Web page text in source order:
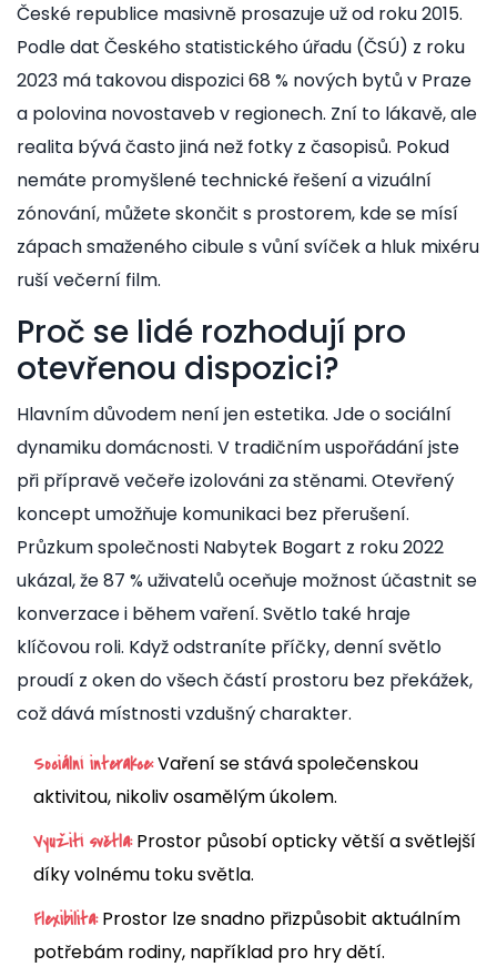
České republice masivně prosazuje už od roku 2015.
Podle dat Českého statistického úřadu (ČSÚ) z roku
2023 má takovou dispozici 68 % nových bytů v Praze
a polovina novostaveb v regionech. Zní to lákavě, ale
realita bývá často jiná než fotky z časopisů. Pokud
nemáte promyšlené technické řešení a vizuální
zónování, můžete skončit s prostorem, kde se mísí
zápach smaženého cibule s vůní svíček a hluk mixéru
ruší večerní film.
Proč se lidé rozhodují pro
otevřenou dispozici?
Hlavním důvodem není jen estetika. Jde o sociální
dynamiku domácnosti. V tradičním uspořádání jste
při přípravě večeře izolováni za stěnami. Otevřený
koncept umožňuje komunikaci bez přerušení.
Průzkum společnosti Nabytek Bogart z roku 2022
ukázal, že 87 % uživatelů oceňuje možnost účastnit se
konverzace i během vaření. Světlo také hraje
klíčovou roli. Když odstraníte příčky, denní světlo
proudí z oken do všech částí prostoru bez překážek,
což dává místnosti vzdušný charakter.
Sociální interakce:Vaření se stává společenskou
aktivitou, nikoliv osamělým úkolem.
Využití světla:Prostor působí opticky větší a světlejší
díky volnému toku světla.
Flexibilita:Prostor lze snadno přizpůsobit aktuálním
potřebám rodiny, například pro hry dětí.